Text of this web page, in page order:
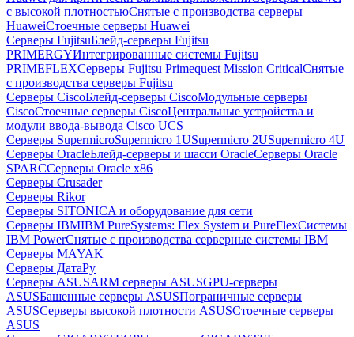
с высокой плотностьюСнятые с производства серверы
HuaweiСтоечные серверы Huawei
Серверы FujitsuБлейд-серверы Fujitsu
PRIMERGYИнтегрированные системы Fujitsu
PRIMEFLEXСерверы Fujitsu Primequest Mission CriticalСнятые
с производства серверы Fujitsu
Серверы CiscoБлейд-серверы CiscoМодульные серверы
CiscoСтоечные серверы CiscoЦентральные устройства и
модули ввода-вывода Cisco UCS
Серверы SupermicroSupermicro 1USupermicro 2USupermicro 4U
Серверы OracleБлейд-серверы и шасси OracleСерверы Oracle
SPARCСерверы Oracle x86
Серверы Crusader
Серверы Rikor
Серверы SITONICA и оборудование для сети
Серверы IBMIBM PureSystems: Flex System и PureFlexСистемы
IBM PowerСнятые с производства серверные системы IBM
Серверы MAYAK
Серверы ДатаРу
Серверы ASUSARM серверы ASUSGPU-серверы
ASUSБашенные серверы ASUSПограничные серверы
ASUSСерверы высокой плотности ASUSСтоечные серверы
ASUS